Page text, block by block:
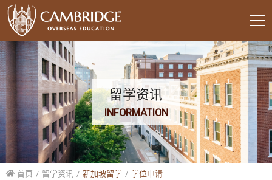
留学资讯
INFORMATION
首页 留学资讯 新加坡留学 学位申请